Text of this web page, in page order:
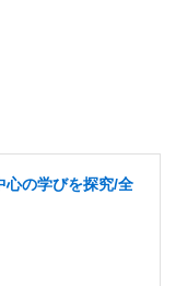
心の学びを探究/全